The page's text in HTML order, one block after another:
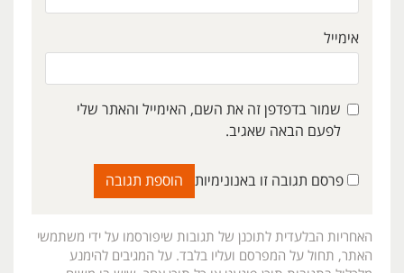
אימייל
שמור בדפדפן זה את השם, האימייל והאתר שלי
לפעם הבאה שאגיב.
פרסם תגובה זו באנונימיות
האחריות הבלעדית לתוכנן של תגובות שיפורסמו על ידי משתמשי
האתר, תחול על המפרסם ועליו בלבד. על המגיבים להימנע